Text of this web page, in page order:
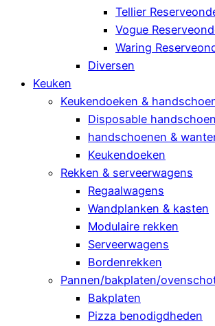
Tellier
Vogue
Waring
Diversen
Keuken
Keukendoeken &
Disposable
handschoenen &
Keukendoeken
Rekken & serveerwagens
Regaalwagens
Wandplanken & kasten
Modulaire rekken
Serveerwagens
Bordenrekken
Pannen/bakplaten/
Bakplaten
Pizza benodigdheden